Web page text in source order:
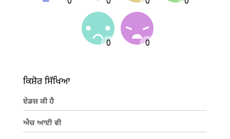
ਕਿਸ਼ੋਰ ਸਿੱਖਿਆ
ਏਡਜ਼ ਕੀ ਹੈ
ਐਚ ਆਈ ਵੀ